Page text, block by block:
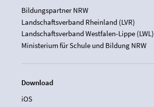
Bildungspartner NRW
Landschaftsverband Rheinland (LVR)
Landschaftsverband Westfalen-Lippe (LWL)
Ministerium für Schule und Bildung NRW
Download
iOS